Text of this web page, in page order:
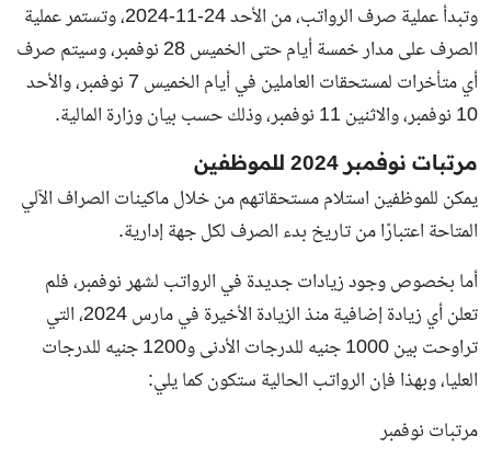
وتبدأ عملية صرف الرواتب، من الأحد 24-11-2024، وتستمر عملية
الصرف على مدار خمسة أيام حتى الخميس 28 نوفمبر، وسيتم صرف
أي متأخرات لمستحقات العاملين في أيام الخميس 7 نوفمبر، والأحد
10 نوفمبر، والاثنين 11 نوفمبر، وذلك حسب بيان وزارة المالية.
مرتبات نوفمبر 2024 للموظفين
يمكن للموظفين استلام مستحقاتهم من خلال ماكينات الصراف الآلي
المتاحة اعتبارًا من تاريخ بدء الصرف لكل جهة إدارية.
أما بخصوص وجود زيادات جديدة في الرواتب لشهر نوفمبر، فلم
تعلن أي زيادة إضافية منذ الزيادة الأخيرة في مارس 2024، التي
تراوحت بين 1000 جنيه للدرجات الأدنى و1200 جنيه للدرجات
العليا، وبهذا فإن الرواتب الحالية ستكون كما يلي:
مرتبات نوفمبر